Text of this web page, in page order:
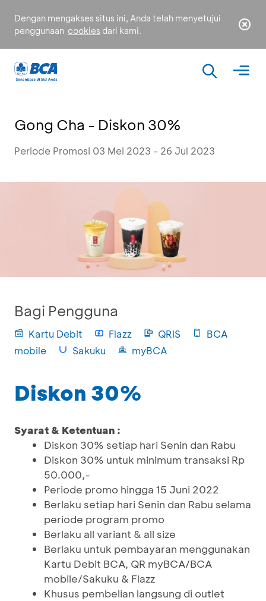
Dengan mengakses situs ini, Anda telah menyetujui
penggunaan cookies dari kami.
Gong Cha - Diskon 30%
Periode Promosi 03 Mei 2023 - 26 Jul 2023
Bagi Pengguna
Kartu Debit Flazz QRIS
BCA
mobile
Sakuku myBCA
Diskon 30%
Syarat & Ketentuan :
Diskon 30% setiap hari Senin dan Rabu
Diskon 30% untuk minimum transaksi Rp
50.000,-
Periode promo hingga 15 Juni 2022
Berlaku setiap hari Senin dan Rabu selama
periode program promo
Berlaku all variant & all size
Berlaku untuk pembayaran menggunakan
Kartu Debit BCA, QR myBCA/BCA
mobile/Sakuku & Flazz
Khusus pembelian langsung di outlet